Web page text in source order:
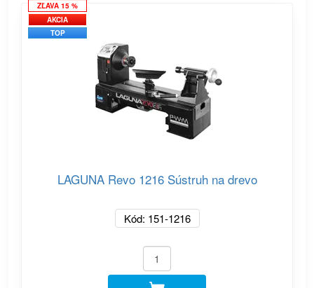
ZĽAVA 15 %
AKCIA
TOP
LAGUNA Revo 1216 Sústruh na drevo
Kód: 151-1216